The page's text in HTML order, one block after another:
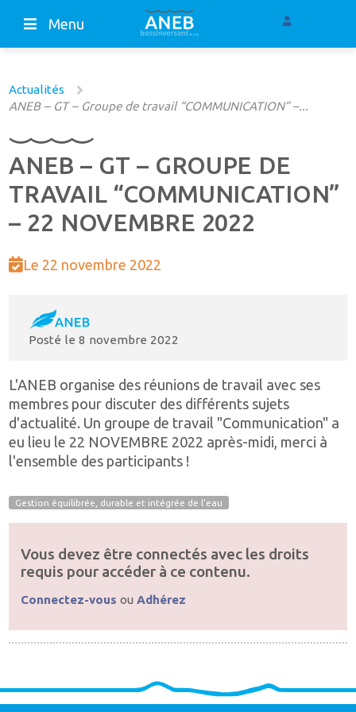
Menu
Actualités
ANEB – GT – Groupe de travail “COMMUNICATION” –...
ANEB – GT – GROUPE DE
TRAVAIL “COMMUNICATION”
– 22 NOVEMBRE 2022
Le 22 novembre 2022
Posté le 8 novembre 2022
L'ANEB organise des réunions de travail avec ses
membres pour discuter des différents sujets
d'actualité. Un groupe de travail "Communication" a
eu lieu le 22 NOVEMBRE 2022 après-midi, merci à
l'ensemble des participants !
Gestion équilibrée, durable et intégrée de l'eau
Vous devez être connectés avec les droits
requis pour accéder à ce contenu.
Connectez-vous ouAdhérez